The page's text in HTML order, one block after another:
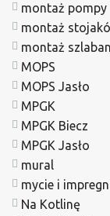
montaż pompy
montaż
montaż
MOPS
MOPS Jasło
MPGK
MPGK Biecz
MPGK Jasło
mural
mycie i
Na Kotlinę